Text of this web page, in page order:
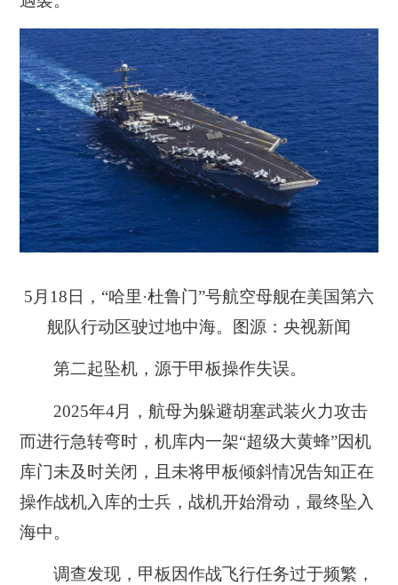
5月18日，“哈里·杜鲁门”号航空母舰在美国第六
舰队行动区驶过地中海。图源：央视新闻
第二起坠机，源于甲板操作失误。
2025年4月，航母为躲避胡塞武装火力攻击
而进行急转弯时，机库内一架“超级大黄蜂”因机
库门未及时关闭，且未将甲板倾斜情况告知正在
操作战机入库的士兵，战机开始滑动，最终坠入
海中。
调查发现，甲板因作战飞行任务过于频繁，